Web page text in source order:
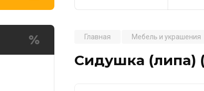
Главная Мебель и украшения
Сидушка (липа)